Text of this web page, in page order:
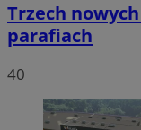
Trzech
parafiach
40